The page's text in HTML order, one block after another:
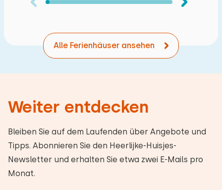
Alle Ferienhäuser ansehen
Weiter entdecken
Bleiben Sie auf dem Laufenden über Angebote und
Tipps. Abonnieren Sie den Heerlijke-Huisjes-
Newsletter und erhalten Sie etwa zwei E-Mails pro
Monat.